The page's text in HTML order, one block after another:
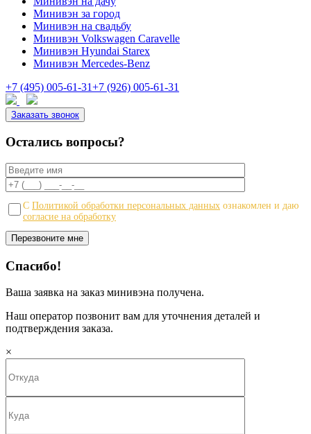
Минивэн за город
Минивэн на свадьбу
Минивэн Volkswagen Caravelle
Минивэн Hyundai Starex
Минивэн Mercedes-Benz
+7 (495) 005-61-31+7 (926) 005-61-31
Заказать звонок
Остались вопросы?
С Политикой обработки персональных данных ознакомлен и даю
согласие на обработку
Спасибо!
Ваша заявка на заказ минивэна получена.
Наш оператор позвонит вам для уточнения деталей и
подтверждения заказа.
×